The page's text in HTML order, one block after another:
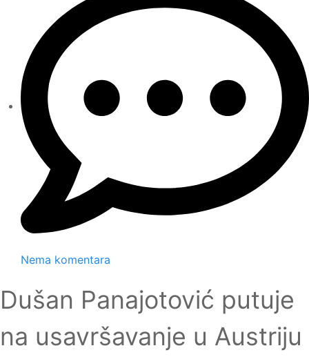
Nema komentara
Dušan Panajotović putuje
na usavršavanje u Austriju